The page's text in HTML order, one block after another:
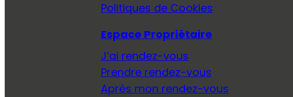
Politiques de Cookies
Espace Propriétaire
J’ai rendez-vous
Prendre rendez-vous
Après mon rendez-vous